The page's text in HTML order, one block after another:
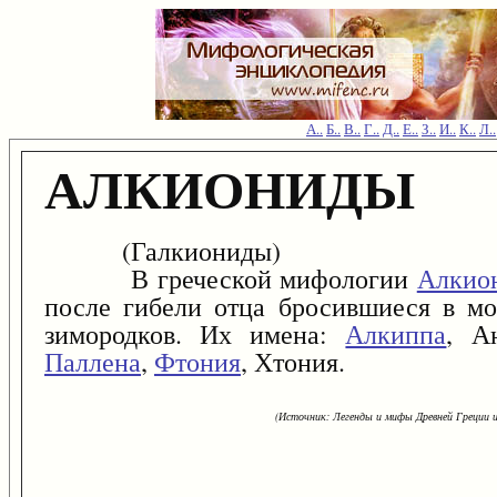
А..Б..В..Г..Д..Е..З..И..К..Л..
АЛКИОНИДЫ
(Галкиониды)
В греческой мифологии
после гибели отца бросившиеся в
зимородков. Их имена:Алкиппа,
Паллена, Фтония, Хтония.
(Источник: Легенды и мифы Древней